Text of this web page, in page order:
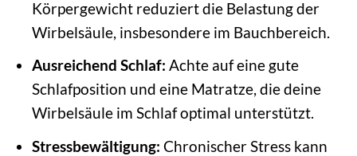
Körpergewicht reduziert die Belastung der
Wirbelsäule, insbesondere im Bauchbereich.
Ausreichend Schlaf: Achte auf eine gute
Schlafposition und eine Matratze, die deine
Wirbelsäule im Schlaf optimal unterstützt.
Stressbewältigung: Chronischer Stress kann